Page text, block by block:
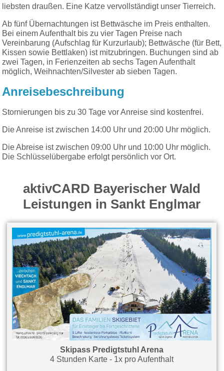
liebsten draußen. Eine Katze vervollständigt unser Tierreich.
Ab fünf Übernachtungen ist Bettwäsche im Preis enthalten.
Bei einem Aufenthalt bis zu vier Tagen Preise nach
Vereinbarung (Aufschlag für Kurzurlaub); Bettwäsche (für Bett,
Kissen sowie Bettlaken) ist mitzubringen. Buchungen sind ab
zwei Tagen, in Ferienzeiten ab sechs Tagen Aufenthalt
möglich, Weihnachten/Silvester ab sieben Tagen.
Anreisebeschreibung
Stornierungen bis zu 30 Tage vor Anreise sind kostenfrei.
Die Anreise ist zwischen 14:00 Uhr und 20:00 Uhr möglich.
Die Abreise ist zwischen 09:00 Uhr und 10:00 Uhr möglich.
Die Schlüsselübergabe erfolgt persönlich vor Ort.
aktivCARD Bayerischer Wald
Leistungen in Sankt Englmar
Skipass Predigtstuhl Arena
4 Stunden Karte - 1x pro Aufenthalt